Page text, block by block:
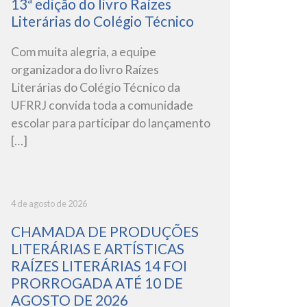
13ª edição do livro Raízes
Literárias do Colégio Técnico
Com muita alegria, a equipe
organizadora do livro Raízes
Literárias do Colégio Técnico da
UFRRJ convida toda a comunidade
escolar para participar do lançamento
[…]
4 de agosto de 2026
CHAMADA DE PRODUÇÕES
LITERÁRIAS E ARTÍSTICAS
RAÍZES LITERÁRIAS 14 FOI
PRORROGADA ATÉ 10 DE
AGOSTO DE 2026